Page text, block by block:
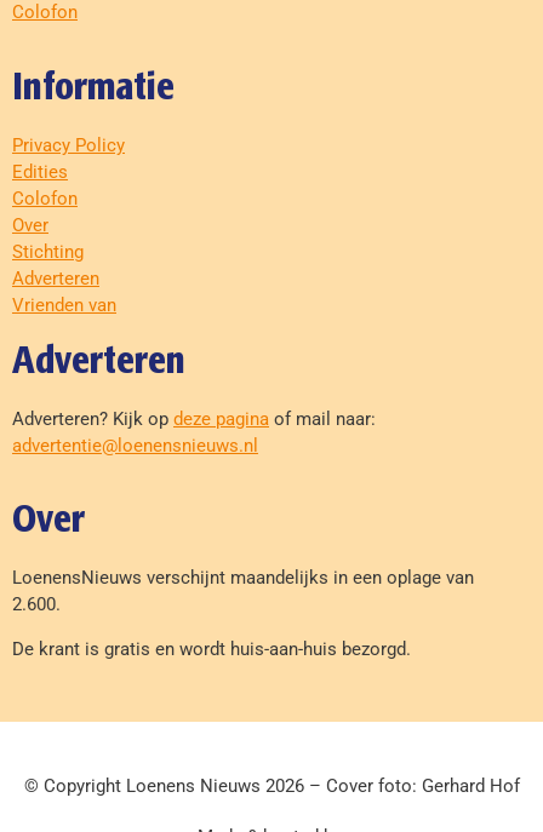
Colofon
Informatie
Privacy Policy
Edities
Colofon
Over
Stichting
Adverteren
Vrienden van
Adverteren
Adverteren? Kijk op deze pagina of mail naar:
advertentie@loenensnieuws.nl
Over
LoenensNieuws verschijnt maandelijks in een oplage van
2.600.
De krant is gratis en wordt huis-aan-huis bezorgd.
© Copyright Loenens Nieuws 2026 – Cover foto: Gerhard Hof